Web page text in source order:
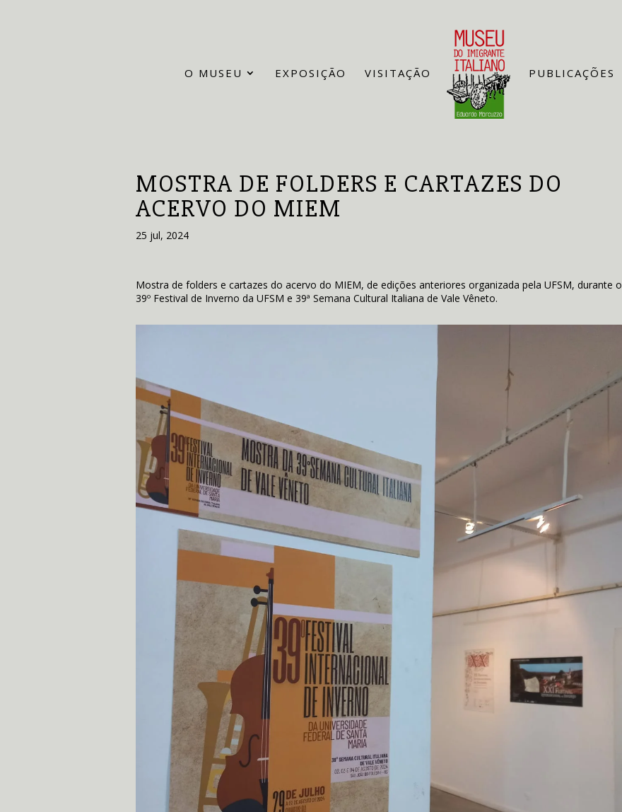
O MUSEU EXPOSIÇÃO VISITAÇÃO PUBLICAÇÕES
MOSTRA DE FOLDERS E CARTAZES DO
ACERVO DO MIEM
25 jul, 2024
Mostra de folders e cartazes do acervo do MIEM, de edições anteriores organizada pela UFSM, durante o
39º Festival de Inverno da UFSM e 39ª Semana Cultural Italiana de Vale Vêneto.